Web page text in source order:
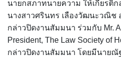
นายกสภาทนายความ ให้เกียรติก
นางสาวศรินทร เลืองวัฒนะวณิช
กล่าวปิดงานสัมมนา ร่วมกับ Mr.
President, The Law Society of
กล่าวปิดงานสัมมนา โดยมีนายณั